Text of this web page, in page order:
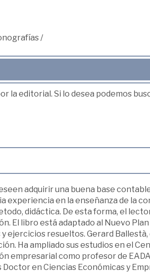
/
la editorial. Si lo desea podemos
adquirir una buena base
experiencia en la enseñanza de la
didáctica. De esta forma, el
El libro está adaptado al Nuevo
ejercicios resueltos. Gerard
Ha ampliado sus estudios en el
empresarial como profesor de
en Ciencias Económicas y